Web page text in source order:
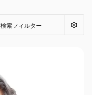
検索フィルター